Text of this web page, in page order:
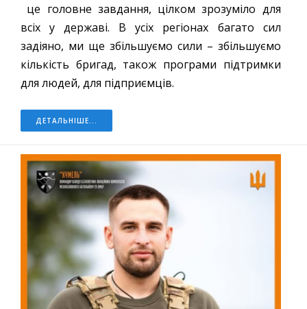
це головне завдання, цілком зрозуміло для
всіх у державі. В усіх регіонах багато сил
задіяно, ми ще збільшуємо сили – збільшуємо
кількість бригад, також програми підтримки
для людей, для підприємців.
ДЕТАЛЬНІШЕ...